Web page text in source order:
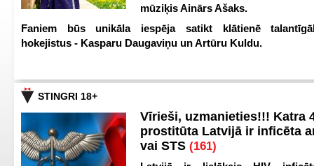
mūziķis Ainārs Ašaks.
Faniem būs unikāla iespēja satikt klātienē
hokejistus - Kasparu Daugaviņu un Artūru Kuldu.
STINGRI 18+
Vīrieši, uzmanieties!!! Katra
prostitūta Latvijā ir inficēta
vai STS (161)